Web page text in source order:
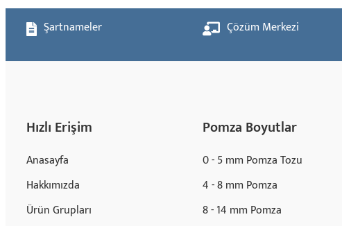
Şartnameler Çözüm Merkezi
Hızlı Erişim
Anasayfa
Hakkımızda
Ürün Grupları
Pomza Boyutlar
0 - 5 mm Pomza Tozu
4 - 8 mm Pomza
8 - 14 mm Pomza